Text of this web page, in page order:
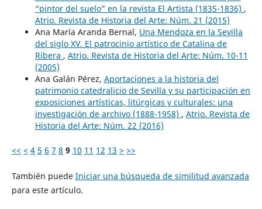
“pintor del suelo” en la revista El Artista (1835-1836) ,
Atrio. Revista de Historia del Arte: Núm. 21 (2015)
Ana María Aranda Bernal, Una Mendoza en la Sevilla
del siglo XV. El patrocinio artístico de Catalina de
Ribera , Atrio. Revista de Historia del Arte: Núm. 10-11
(2005)
Ana Galán Pérez, Aportaciones a la historia del
patrimonio catedralicio de Sevilla y su participación en
exposiciones artísticas, litúrgicas y culturales: una
investigación de archivo (1888-1958) , Atrio. Revista de
Historia del Arte: Núm. 22 (2016)
<< < 4 5 6 7 8 9 10 11 12 13 > >>
También puede Iniciar una búsqueda de similitud avanzada
para este artículo.